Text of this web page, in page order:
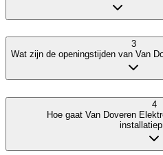
3
Wat zijn de openingstijden van Van
4
Hoe gaat Van Doveren